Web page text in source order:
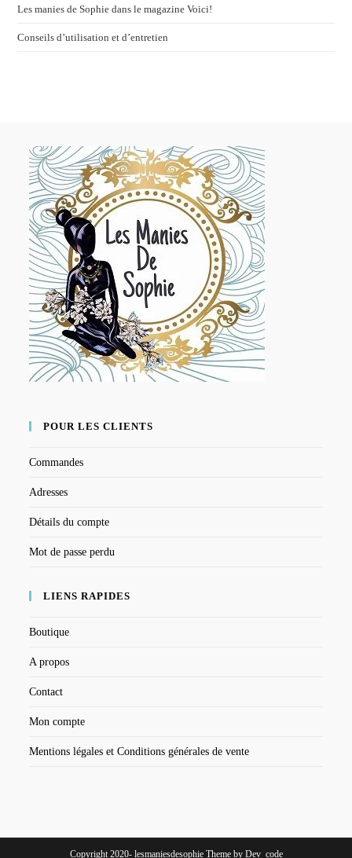
Les manies de Sophie dans le magazine Voici!
Conseils d’utilisation et d’entretien
POUR LES CLIENTS
Commandes
Adresses
Détails du compte
Mot de passe perdu
LIENS RAPIDES
Boutique
A propos
Contact
Mon compte
Mentions légales et Conditions générales de vente
Copyright 2020- lesmaniesdesophie Theme by Dev_code